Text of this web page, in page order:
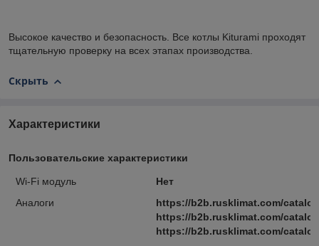
Высокое качество и безопасность. Все котлы Kiturami проходят
тщательную проверку на всех этапах производства.
Скрыть
Характеристики
Пользовательские характеристики
Wi-Fi модуль
Нет
Аналоги
https://b2b.rusklimat.com/
https://b2b.rusklimat.com/
https://b2b.rusklimat.com/